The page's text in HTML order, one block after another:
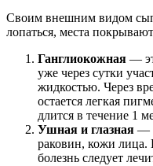
Своим внешним видом
лопаться, места
Ганглиокожная —
уже через сутки
жидкостью. Через
остается легкая
длится в течение 1
Ушная и глазная —
раковин, кожи лица.
болезнь следует